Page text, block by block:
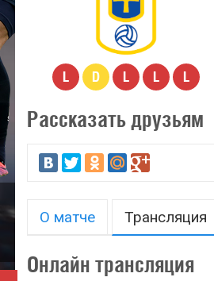
L D L L L
Рассказать друзьям
О матче Трансляция
Онлайн трансляция